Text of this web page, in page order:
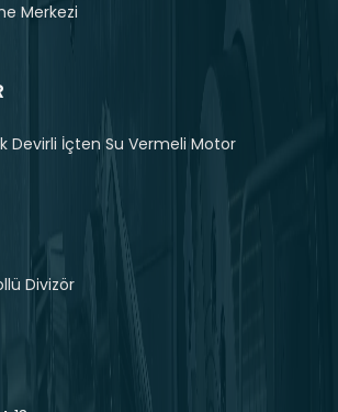
Merkezi
Devirli İçten Su Vermeli Motor
Divizör